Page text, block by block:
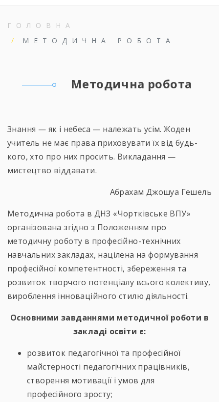
ГОЛОВНА
МЕТОДИЧНА РОБОТА
Методична робота
Знання — як і небеса — належать усім. Жоден
учитель не має права приховувати їх від будь-
кого, хто про них просить. Викладання —
мистецтво віддавати.
Абрахам Джошуа Гешель
Методична робота в ДНЗ «Чортківське ВПУ»
організована згідно з Положенням про
методичну роботу в професійно-технічних
навчальних закладах, націлена на формування
професійної компетентності, збереження та
розвиток творчого потенціалу всього колективу,
вироблення інноваційного стилю діяльності.
Основними завданнями методичної роботи в
закладі освіти є:
розвиток педагогічної та професійної
майстерності педагогічних працівників,
створення мотивації і умов для
професійного зросту;